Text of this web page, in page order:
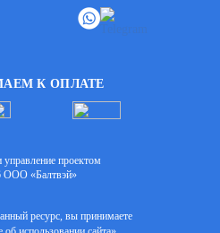
К ОПЛАТЕ
управление проектом
ООО «Балтвэй»
ресурс, вы принимаете